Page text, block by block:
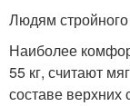
Людям
Наиболее
55 кг, считают
составе верхних